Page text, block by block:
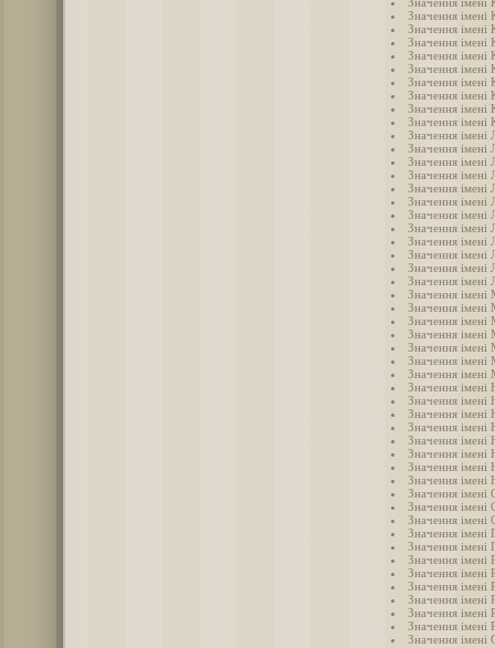
Значення імені
Значення імені
Значення імені
Значення імені
Значення імені
Значення імені
Значення імені
Значення імені
Значення імені
Значення імені
Значення імені
Значення імені
Значення імені
Значення імені
Значення імені
Значення імені
Значення імені
Значення імені
Значення імені
Значення імені
Значення імені
Значення імені
Значення імені
Значення імені
Значення імені
Значення імені
Значення імені
Значення імені
Значення імені
Значення імені
Значення імені
Значення імені
Значення імені
Значення імені
Значення імені
Значення імені
Значення імені
Значення імені
Значення імені
Значення імені
Значення імені
Значення імені
Значення імені
Значення імені
Значення імені
Значення імені
Значення імені
Значення імені